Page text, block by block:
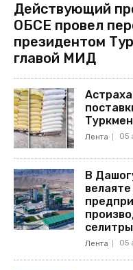
Действующий
ОБСЕ провел
президентом
главой МИД
Лента 05
В
Лента 05